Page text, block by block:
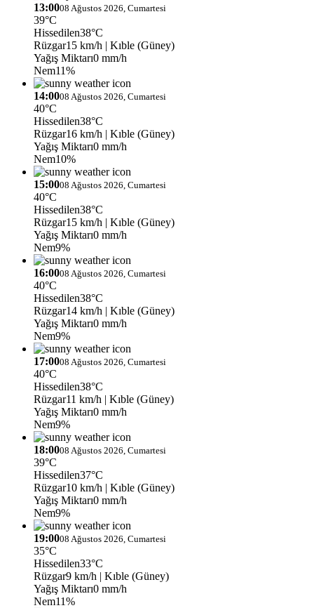
13:0008 Ağustos 2026, Cumartesi
39°C
Hissedilen38°C
Rüzgar15 km/h | Kıble (Güney)
Yağış Miktarı0 mm/h
Nem11%
14:0008 Ağustos 2026, Cumartesi
40°C
Hissedilen38°C
Rüzgar16 km/h | Kıble (Güney)
Yağış Miktarı0 mm/h
Nem10%
15:0008 Ağustos 2026, Cumartesi
40°C
Hissedilen38°C
Rüzgar15 km/h | Kıble (Güney)
Yağış Miktarı0 mm/h
Nem9%
16:0008 Ağustos 2026, Cumartesi
40°C
Hissedilen38°C
Rüzgar14 km/h | Kıble (Güney)
Yağış Miktarı0 mm/h
Nem9%
17:0008 Ağustos 2026, Cumartesi
40°C
Hissedilen38°C
Rüzgar11 km/h | Kıble (Güney)
Yağış Miktarı0 mm/h
Nem9%
18:0008 Ağustos 2026, Cumartesi
39°C
Hissedilen37°C
Rüzgar10 km/h | Kıble (Güney)
Yağış Miktarı0 mm/h
Nem9%
19:0008 Ağustos 2026, Cumartesi
35°C
Hissedilen33°C
Rüzgar9 km/h | Kıble (Güney)
Yağış Miktarı0 mm/h
Nem11%